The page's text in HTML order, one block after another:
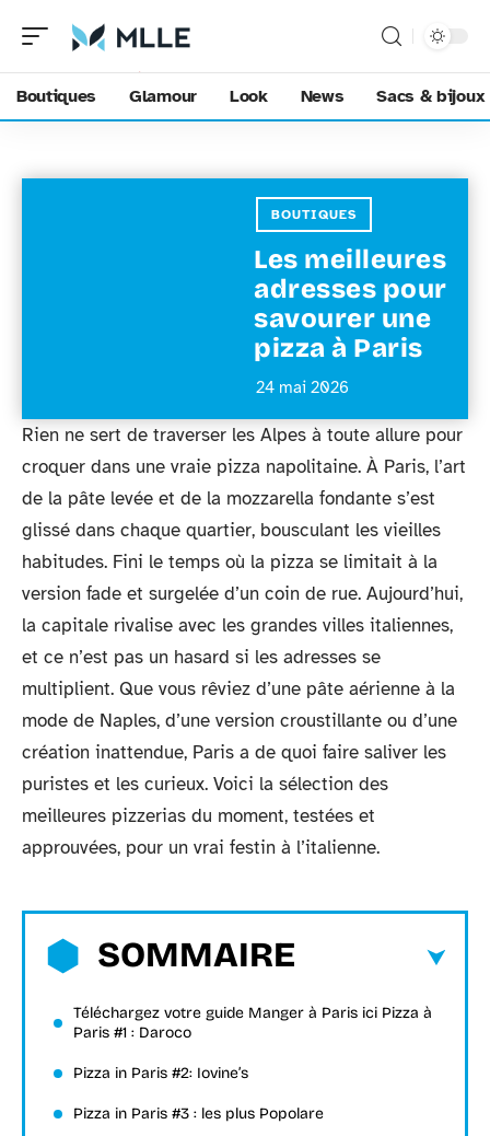
Boutiques Glamour Look News Sacs & bijoux
BOUTIQUES
Les meilleures
adresses pour
savourer une
pizza à Paris
24 mai 2026
Rien ne sert de traverser les Alpes à toute allure pour
croquer dans une vraie pizza napolitaine. À Paris, l’art
de la pâte levée et de la mozzarella fondante s’est
glissé dans chaque quartier, bousculant les vieilles
habitudes. Fini le temps où la pizza se limitait à la
version fade et surgelée d’un coin de rue. Aujourd’hui,
la capitale rivalise avec les grandes villes italiennes,
et ce n’est pas un hasard si les adresses se
multiplient. Que vous rêviez d’une pâte aérienne à la
mode de Naples, d’une version croustillante ou d’une
création inattendue, Paris a de quoi faire saliver les
puristes et les curieux. Voici la sélection des
meilleures pizzerias du moment, testées et
approuvées, pour un vrai festin à l’italienne.
SOMMAIRE
Téléchargez votre guide Manger à Paris ici Pizza à
Paris #1 : Daroco
Pizza in Paris #2: Iovine’s
Pizza in Paris #3 : les plus Popolare